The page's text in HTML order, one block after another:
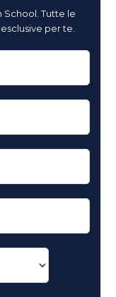
School. Tutte le
per te.